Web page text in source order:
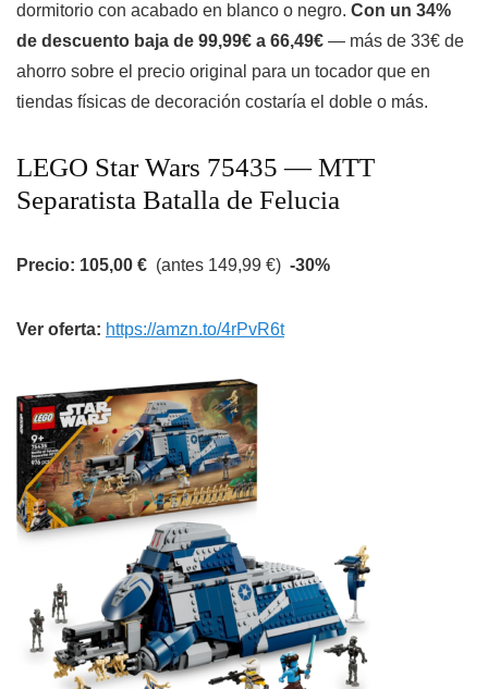
dormitorio con acabado en blanco o negro. Con un 34%
de descuento baja de 99,99€ a 66,49€ — más de 33€ de
ahorro sobre el precio original para un tocador que en
tiendas físicas de decoración costaría el doble o más.
LEGO Star Wars 75435 — MTT
Separatista Batalla de Felucia
Precio: 105,00 € (antes 149,99 €) -30%
Ver oferta: https://amzn.to/4rPvR6t